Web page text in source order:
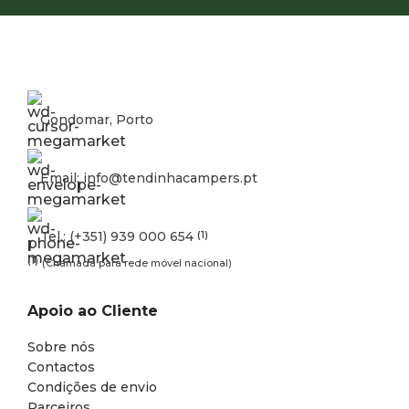
Gondomar, Porto
Email: info@tendinhacampers.pt
Tel.: (+351) 939 000 654 (1)
(1) (Chamada para rede móvel nacional)
Apoio ao Cliente
Sobre nós
Contactos
Condições de envio